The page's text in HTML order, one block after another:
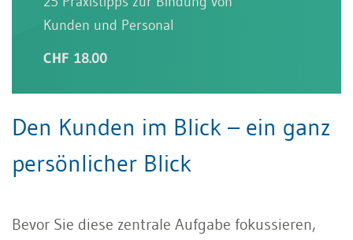
Kunden und Personal
CHF 18.00
Den Kunden im Blick – ein ganz
persönlicher Blick
Bevor Sie diese zentrale Aufgabe fokussieren,